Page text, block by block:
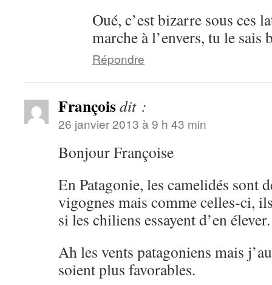
Oué, c’est bizarre sous ces
marche à l’envers, tu le
Répondre
Françoisdit :
26 janvier 2013 à 9 h 43 min
Bonjour Françoise
En Patagonie, les camelidés sont
vigognes mais comme celles-ci,
si les chiliens essayent d’en élever.
Ah les vents patagoniens mais
soient plus favorables.